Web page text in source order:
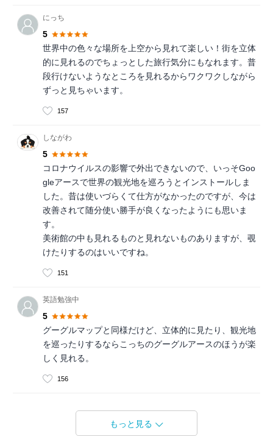
にっち
5
世界中の色々な場所を上空から見れて楽しい！街を立体
的に見れるのでちょっとした旅行気分にもなれます。普
段行けないようなところを見れるからワクワクしながら
ずっと見ちゃいます。
157
しながわ
5
コロナウイルスの影響で外出できないので、いっそGoo
gleアースで世界の観光地を巡ろうとインストールしま
した。昔は使いづらくて仕方がなかったのですが、今は
改善されて随分使い勝手が良くなったようにも思いま
す。
美術館の中も見れるものと見れないものありますが、覗
けたりするのはいいですね。
151
英語勉強中
5
グーグルマップと同様だけど、立体的に見たり、観光地
を巡ったりするならこっちのグーグルアースのほうが楽
しく見れる。
156
もっと見る